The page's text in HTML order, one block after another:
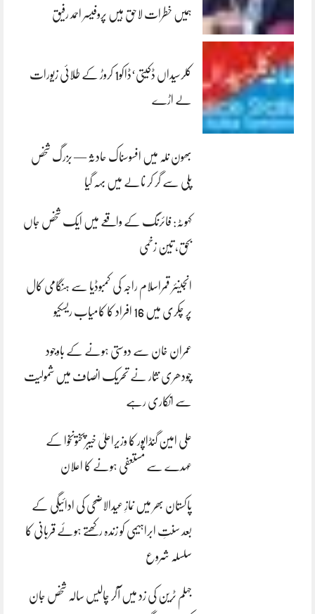
ہمیں خطرات لاحق ہیں پروفیسر احمد رفیق
کلرسیداں ڈکیتی‘ڈاکو1 کروڑ کے طلائی زیورات
لے اڑے
بھون نلہ میں افسوسناک حادثہ — بزرگ شخص
پلی سے گر کر نالے میں بہہ گیا
کہوٹہ: فائرنگ کے واقعے میں ایک شخص جاں
بحق، تین زخمی
انجینئر قمراسلام راجہ کی کمبوڈیا سے ہنگامی کال
پر چکری میں 16 افراد کا کامیاب ریسکیو
عمران خان سے دوستی ہونے کے باوجود
چودھری نثار نے تحریک انصاف میں شمولیت
سے انکاری رہے
علی امین گنڈاپور کا وزیراعلیٰ خیبرپختونخوا کے
عہدے سے مستعفی ہونے کا اعلان
پاکستان بھر میں نمازِ عیدالاضحی کی ادائیگی کے
بعد سنتِ ابراہیمی کو زندہ رکھتے ہوئے قربانی کا
سلسلہ شروع
جہلم ٹرین کی زد میں آکر چالیس سالہ شخص جان